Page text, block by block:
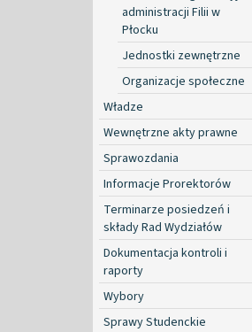
administracji Filii w
Płocku
Jednostki zewnętrzne
Organizacje społeczne
Władze
Wewnętrzne akty prawne
Sprawozdania
Informacje Prorektorów
Terminarze posiedzeń i
składy Rad Wydziałów
Dokumentacja kontroli i
raporty
Wybory
Sprawy Studenckie